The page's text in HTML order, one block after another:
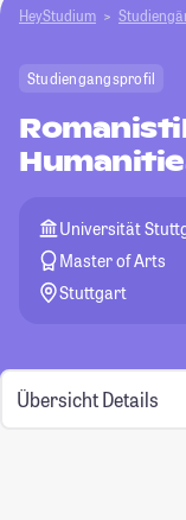
HeyStudium
Studiengangsprofil
Universität
Master of Arts
Stuttgart
Übersicht Details